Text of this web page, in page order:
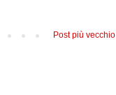
Post più vecchio